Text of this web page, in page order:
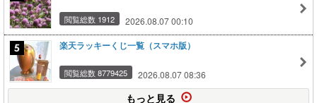
閲覧総数 1912 2026.08.07 00:10
楽天ラッキーくじ一覧（スマホ版）
閲覧総数 8779425 2026.08.07 08:36
もっと見る